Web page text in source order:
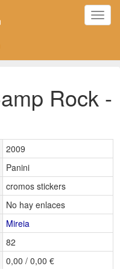
Rock -
2009
Panini
cromos stickers
No hay enlaces
Mireia
82
0,00 / 0,00 €